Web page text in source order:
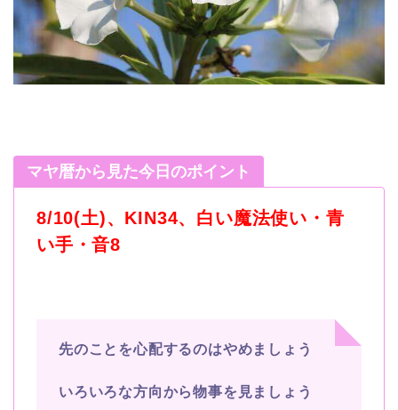
マヤ暦から見た今日のポイント
8/10(土)、KIN34、白い魔法使い・青
い手・音8
先のことを心配するのはやめましょう
いろいろな方向から物事を見ましょう